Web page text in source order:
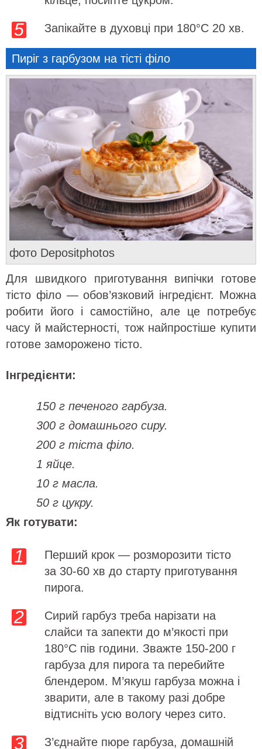
Запікайте в духовці при 180°C 20 хв.
Пиріг з гарбузом на тісті філо
фото Depositphotos
Для швидкого приготування випічки готове
тісто філо — обов’язковий інгредієнт. Можна
робити його і самостійно, але це потребує
часу й майстерності, тож найпростіше купити
готове заморожено тісто.
Інгредієнти:
150 г печеного гарбуза.
300 г домашнього сиру.
200 г тіста філо.
1 яйце.
10 г масла.
50 г цукру.
Як готувати:
Перший крок — розморозити тісто
за 30-60 хв до старту приготування
пирога.
Сирий гарбуз треба нарізати на
слайси та запекти до м’якості при
180°C пів години. Зважте 150-200 г
гарбуза для пирога та перебийте
блендером. М’якуш гарбуза можна і
зварити, але в такому разі добре
відтисніть усю вологу через сито.
З’єднайте пюре гарбуза, домашній